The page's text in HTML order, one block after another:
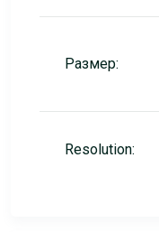
Размер:
Resolution: